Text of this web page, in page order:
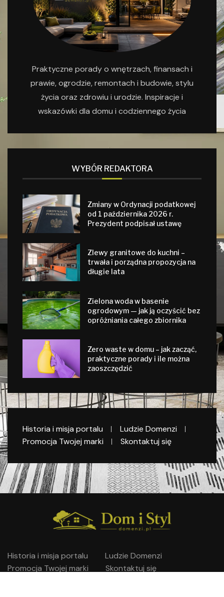
Praktyczne porady o wnętrzach, finansach i
prawie, ogrodzie, remontach i budowie, stylu
życia oraz zdrowiu i urodzie. Inspiracje i
wskazówki dla domu i codziennego życia
WYBÓR REDAKTORA
Zmiany w Ordynacji podatkowej
od 1 października 2026 r.
Prezydent podpisał ustawę
Zlewy granitowe do kuchni –
trwała i porządna propozycja na
długie lata
Zielona woda w basenie
ogrodowym — jak ją oczyścić bez
opróżniania całego zbiornika
Zero waste w domu – jak zacząć,
praktyczne porady i ile można
zaoszczędzić
Historia i misja portalu
Ludzie Domenzi
Promocja Twojej marki
Skontaktuj się
Historia i misja portalu
Ludzie Domenzi
Promocja Twojej marki
Skontaktuj się